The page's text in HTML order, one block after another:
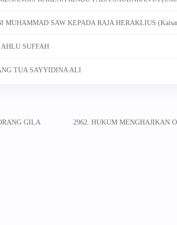
MUHAMMAD SAW KEPADA RAJA HERAKLIUS
SUFFAH
TUA SAYYIDINA ALI
GILA 2962. HUKUM MENGHAJIKAN